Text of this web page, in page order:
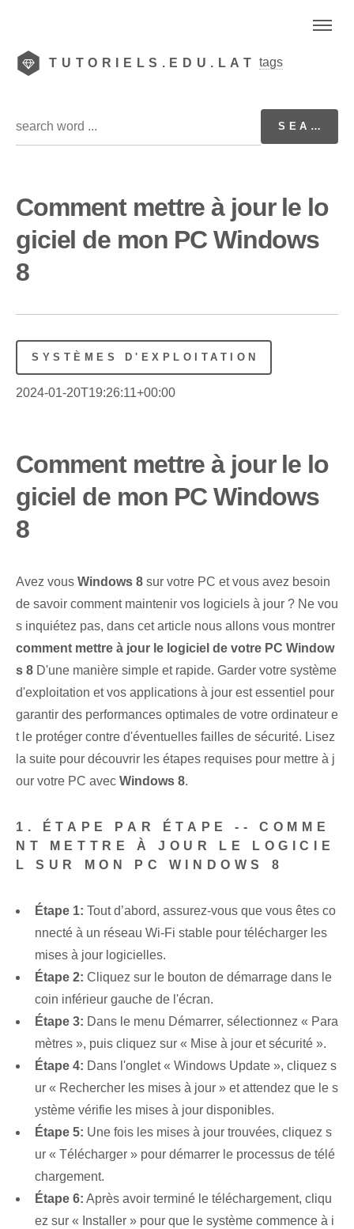
TUTORIELS.EDU.LAT tags
Comment mettre à jour le lo
giciel de mon PC Windows
8
SYSTÈMES D'EXPLOITATION
2024-01-20T19:26:11+00:00
Comment mettre à jour le lo
giciel de mon PC Windows
8
Avez vous Windows 8 sur votre PC et vous avez besoin
de savoir comment maintenir vos logiciels à jour ? Ne vou
s inquiétez pas, dans cet article nous allons vous montrer
comment mettre à jour le logiciel de votre PC Window
s 8 D'une manière simple et rapide. Garder votre système
d'exploitation et vos applications à jour est essentiel pour
garantir des performances optimales de votre ordinateur e
t le protéger contre d'éventuelles failles de sécurité. Lisez
la suite pour découvrir les étapes requises pour mettre à j
our votre PC avec Windows 8.
1. ÉTAPE PAR ÉTAPE -- COMME
NT METTRE À JOUR LE LOGICIE
L SUR MON PC WINDOWS 8
Étape 1: Tout d’abord, assurez-vous que vous êtes co
nnecté à un réseau Wi-Fi stable pour télécharger les
mises à jour logicielles.
Étape 2: Cliquez sur le bouton de démarrage dans le
coin inférieur gauche de l'écran.
Étape 3: Dans le menu Démarrer, sélectionnez « Para
mètres », puis cliquez sur « Mise à jour et sécurité ».
Étape 4: Dans l'onglet « Windows Update », cliquez s
ur « Rechercher les mises à jour » et attendez que le s
ystème vérifie les mises à jour disponibles.
Étape 5: Une fois les mises à jour trouvées, cliquez s
ur « Télécharger » pour démarrer le processus de télé
chargement.
Étape 6: Après avoir terminé le téléchargement, cliqu
ez sur « Installer » pour que le système commence à i